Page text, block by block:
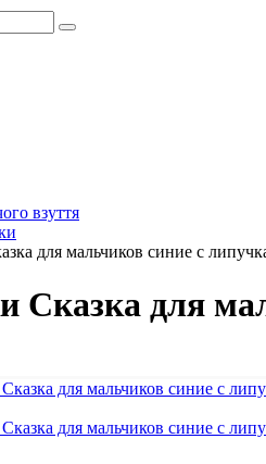
взуття
для мальчиков синие с
Сказка для